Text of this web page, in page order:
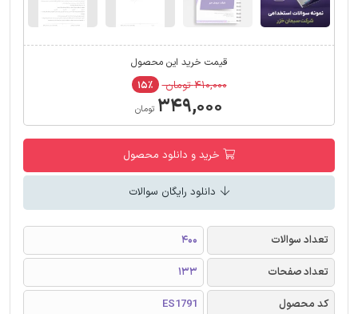
قیمت خرید این محصول
۴۱۰,۰۰۰ تومان ۱۵٪
۳۴۹,۰۰۰ تومان
خرید و دانلود محصول
دانلود رایگان سوالات
تعداد سوالات
400
تعداد صفحات
133
کد محصول
ES1791